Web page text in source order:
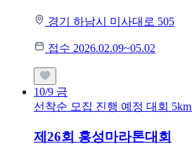
경기 하남시 미사대로 505
접수 2026.02.09~05.02
10/9 금
선착순 모집 진행 예정 대회 5km
제26회 홍성마라톤대회